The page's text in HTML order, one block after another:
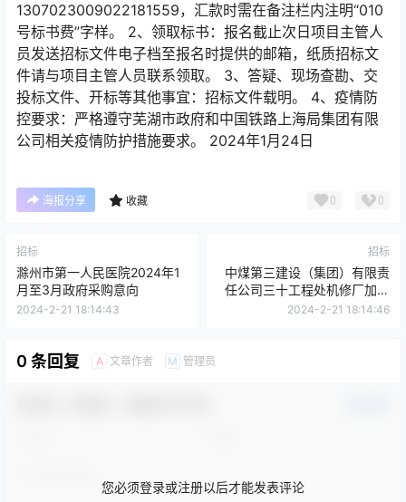
1307023009022181559，汇款时需在备注栏内注明“010
号标书费”字样。 2、领取标书：报名截止次日项目主管人
员发送招标文件电子档至报名时提供的邮箱，纸质招标文
件请与项目主管人员联系领取。 3、答疑、现场查勘、交
投标文件、开标等其他事宜：招标文件载明。 4、疫情防
控要求：严格遵守芜湖市政府和中国铁路上海局集团有限
公司相关疫情防护措施要求。 2024年1月24日
海报分享 收藏 0 0
招标
滁州市第一人民医院2024年1
月至3月政府采购意向
2024-2-21 18:14:43
招标
中煤第三建设（集团）有限责
任公司三十工程处机修厂加工
白家海子托罐摇台用料询价采
2024-2-21 18:14:46
0 条回复 A 文章作者 M 管理员
您必须登录或注册以后才能发表评论